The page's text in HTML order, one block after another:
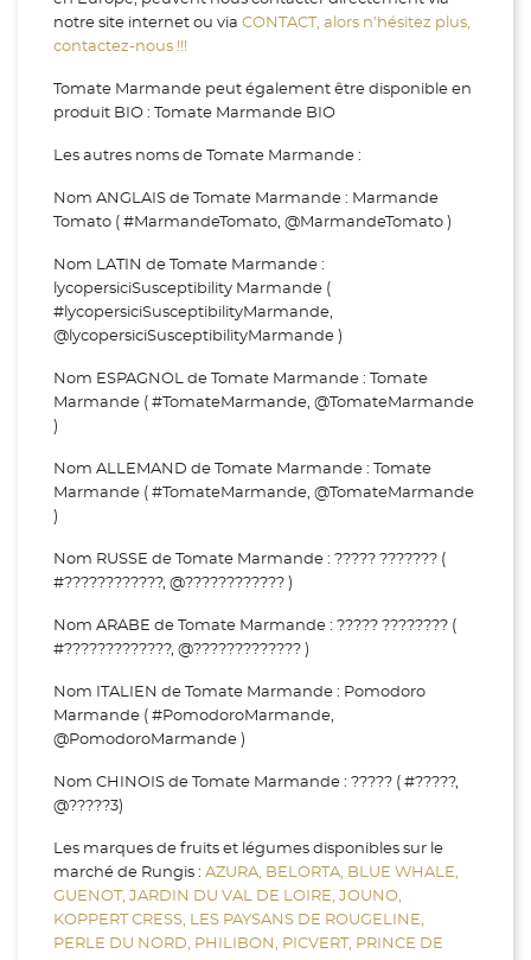
notre site internet ou via CONTACT, alors n’hésitez plus,
contactez-nous !!!
Tomate Marmande peut également être disponible en
produit BIO : Tomate Marmande BIO
Les autres noms de Tomate Marmande :
Nom ANGLAIS de Tomate Marmande : Marmande
Tomato ( #MarmandeTomato, @MarmandeTomato )
Nom LATIN de Tomate Marmande :
lycopersiciSusceptibility Marmande (
#lycopersiciSusceptibilityMarmande,
@lycopersiciSusceptibilityMarmande )
Nom ESPAGNOL de Tomate Marmande : Tomate
Marmande ( #TomateMarmande, @TomateMarmande
)
Nom ALLEMAND de Tomate Marmande : Tomate
Marmande ( #TomateMarmande, @TomateMarmande
)
Nom RUSSE de Tomate Marmande : ????? ??????? (
#????????????, @???????????? )
Nom ARABE de Tomate Marmande : ????? ???????? (
#?????????????, @????????????? )
Nom ITALIEN de Tomate Marmande : Pomodoro
Marmande ( #PomodoroMarmande,
@PomodoroMarmande )
Nom CHINOIS de Tomate Marmande : ????? ( #?????,
@?????3)
Les marques de fruits et légumes disponibles sur le
marché de Rungis : AZURA, BELORTA, BLUE WHALE,
GUENOT, JARDIN DU VAL DE LOIRE, JOUNO,
KOPPERT CRESS, LES PAYSANS DE ROUGELINE,
PERLE DU NORD, PHILIBON, PICVERT, PRINCE DE